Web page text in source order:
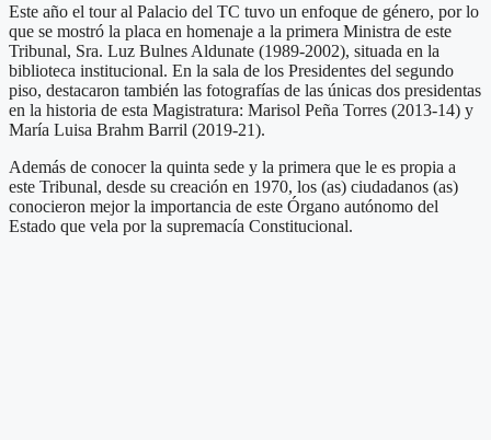
Este año el tour al Palacio del TC tuvo un enfoque de género, por lo
que se mostró la placa en homenaje a la primera Ministra de este
Tribunal, Sra. Luz Bulnes Aldunate (1989-2002), situada en la
biblioteca institucional. En la sala de los Presidentes del segundo
piso, destacaron también las fotografías de las únicas dos presidentas
en la historia de esta Magistratura: Marisol Peña Torres (2013-14) y
María Luisa Brahm Barril (2019-21).
Además de conocer la quinta sede y la primera que le es propia a
este Tribunal, desde su creación en 1970, los (as) ciudadanos (as)
conocieron mejor la importancia de este Órgano autónomo del
Estado que vela por la supremacía Constitucional.